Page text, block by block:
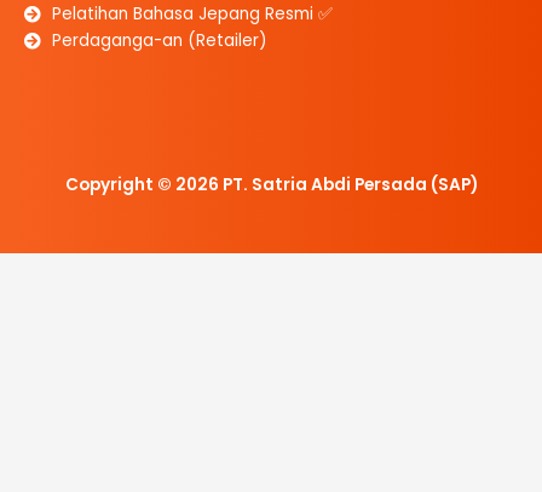
Pelatihan Bahasa Jepang Resmi ✅
Perdaganga-an (Retailer)
Copyright © 2026 PT. Satria Abdi Persada (SAP)